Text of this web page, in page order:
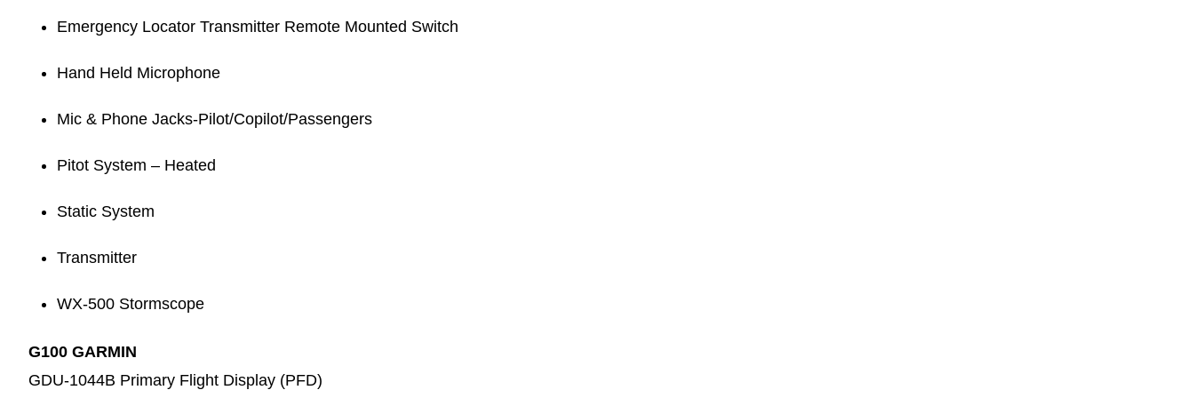
Emergency Locator Transmitter Remote Mounted Switch
Hand Held Microphone
Mic & Phone Jacks-Pilot/Copilot/Passengers
Pitot System – Heated
Static System
Transmitter
WX-500 Stormscope
G100 GARMIN
GDU-1044B Primary Flight Display (PFD)